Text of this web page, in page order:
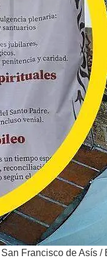
Francisco de Asís /